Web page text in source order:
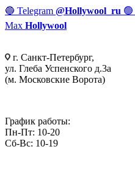
🔵 Telegram @Hollywool_ru 🟢
Max Hollywool
г. Санкт-Петербург,
ул. Глеба Успенского д.3а
(м. Московские Ворота)
График работы:
Пн-Пт: 10-20
Сб-Вс: 10-19